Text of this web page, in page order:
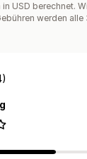
USD berechnet.
werden alle